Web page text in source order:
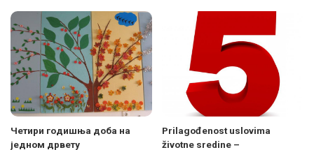
Четири годишња доба на
једном дрвету
Prilagođenost uslovima
životne sredine –